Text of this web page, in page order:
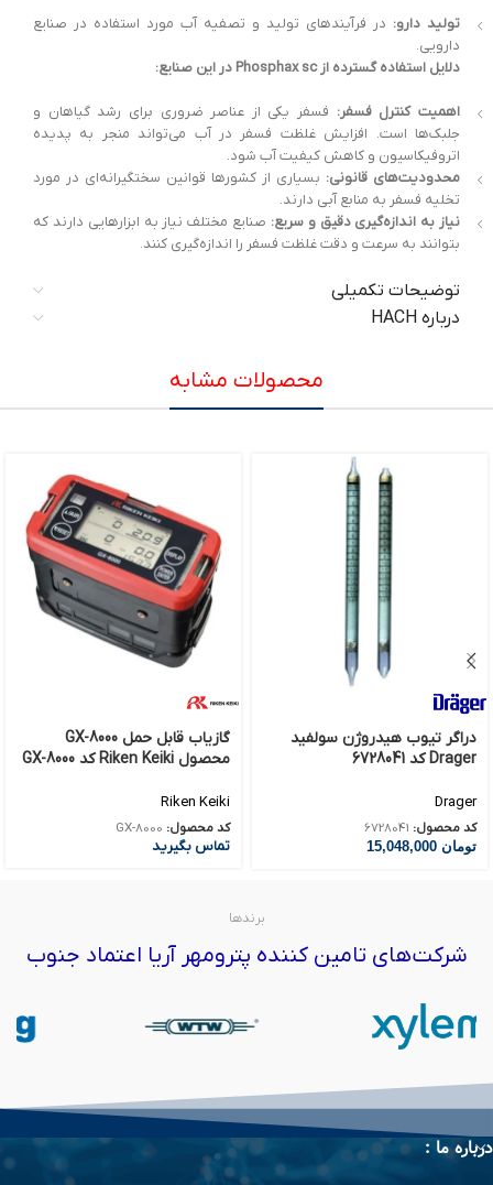
تولید دارو: در فرآیندهای تولید و تصفیه آب مورد استفاده در صنایع
دارویی.
دلایل استفاده گسترده از Phosphax sc در این صنایع:
اهمیت کنترل فسفر: فسفر یکی از عناصر ضروری برای رشد گیاهان و
جلبک‌ها است. افزایش غلظت فسفر در آب می‌تواند منجر به پدیده
اتروفیکاسیون و کاهش کیفیت آب شود.
محدودیت‌های قانونی: بسیاری از کشورها قوانین سختگیرانه‌ای در مورد
تخلیه فسفر به منابع آبی دارند.
نیاز به اندازه‌گیری دقیق و سریع: صنایع مختلف نیاز به ابزارهایی دارند که
بتوانند به سرعت و دقت غلظت فسفر را اندازه‌گیری کنند.
توضیحات تکمیلی
درباره HACH
محصولات مشابه
دراگر تیوب هیدروژن سولفید
Drager کد 6728041
Drager
کد محصول: 6728041
تومان
گازیاب قابل حمل GX-8000
محصول Riken Keiki کد GX-8000
Riken Keiki
کد محصول: GX-8000
تماس بگیرید
برندها
شرکت‌های تامین کننده پترومهر آریا اعتماد جنوب
درباره ما :